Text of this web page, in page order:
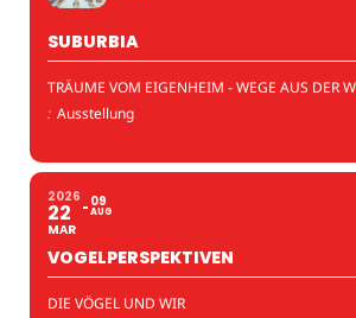
SUBURBIA
TRÄUME VOM EIGENHEIM - WEGE AUS DER
: Ausstellung
2026
22
MAR
09
AUG
VOGELPERSPEKTIVEN
DIE VÖGEL UND WIR